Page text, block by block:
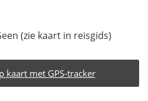
(zie kaart in reisgids)
kaart met GPS-tracker